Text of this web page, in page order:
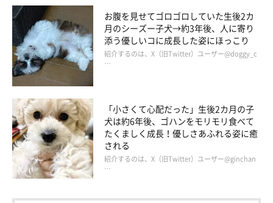
また、ちまきちゃんにはこんな一面もあるそうで...
飼い主さん：
「パパのことは、上位者のように考えているらしく、お座りでト
イレから戻ってくるのをジッと待つといった忠犬ぶりです。トレ
ママのことは、指示を聞かなかったりとなめているところがある
のですが、積極的に膝やお腹に乗ってきたり、慕ってはくれてい
るようです（笑）」
お腹を見せてゴロゴロしていた生後2カ
月のシーズー子犬→約3年後、人に寄り
添う優しいコに成長した姿にほっこり
紹介するのは、X（旧Twitter）ユーザー@doggy_c
…
「小さくて心配だった」生後2カ月の子
犬は約6年後、ゴハンをモリモリ食べて
たくましく成長！優しさあふれる姿に癒
される
紹介するのは、X（旧Twitter）ユーザー@ginchan
…